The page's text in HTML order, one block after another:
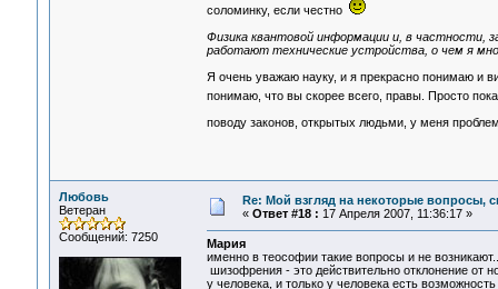
соломинку, если честно
Физика квантовой информации и, в частности,
работают технические устройства, о чем я
Я очень уважаю науку, и я прекрасно понимаю и
понимаю, что вы скорее всего, правы. Просто
поводу законов, открытых людьми, у меня
Любовь
Ветеран
Сообщений: 7250
Re: Мой взгляд на некоторые вопросы,
« Ответ #18 : 17 Апреля 2007, 11:36:17 »
Мария
именно в теософии такие вопросы и не
шизофрения - это действительно отклонение от
у человека, и только у человека есть